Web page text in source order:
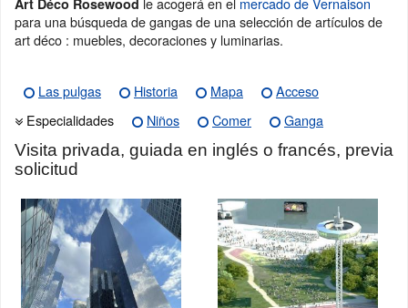
Art Déco Rosewood
para una búsqueda de gangas de una selección de artículos de
art déco : muebles, decoraciones y luminarias.
Las pulgas Historia Mapa
Acceso
Especialidades
Niños Comer
Ganga
Visita privada, guiada en inglés o francés, previa
solicitud